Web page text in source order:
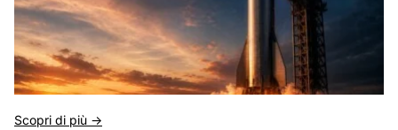
Scopri di più ->